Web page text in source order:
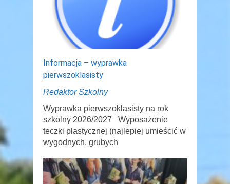
Informacja – wyprawka
pierwszoklasisty
Redaktor Szkolny
Wyprawka pierwszoklasisty na rok
szkolny 2026/2027 Wyposażenie
teczki plastycznej (najlepiej umieścić w
wygodnych, grubych